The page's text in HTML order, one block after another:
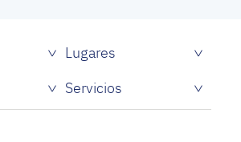
Lugares
Servicios